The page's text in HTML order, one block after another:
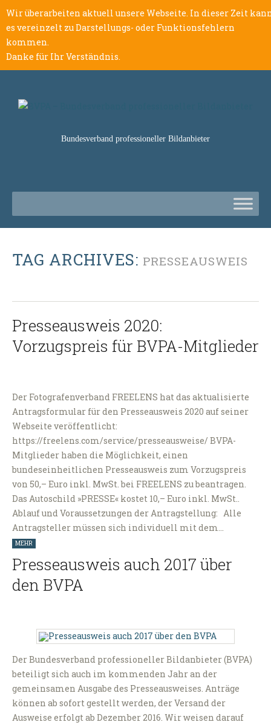
Wir überarbeiten aktuell unsere Webseite. In dieser Zeit
es vereinzelt zu Darstellungs- oder Funktionsfehlern
kommen.
Danke für Ihr Verständnis.
Bundesverband professioneller Bildanbieter
TAG ARCHIVES: PRESSEAUSWEIS
Presseausweis 2020:
Vorzugspreis für BVPA-Mitglieder
Der Fotografenverband FREELENS hat das aktualisierte
Antragsformular für den Presseausweis 2020 auf seiner
Webseite veröffentlicht:
https://freelens.com/service/presseausweise/ BVPA-
Mitglieder haben die Möglichkeit, einen
bundeseinheitlichen Presseausweis zum Vorzugspreis
von 50,– Euro inkl. MwSt. bei FREELENS zu beantragen.
Das Autoschild »PRESSE« kostet 10,– Euro inkl. MwSt..
Ablauf und Voraussetzungen der Antragstellung: Alle
Antragsteller müssen sich individuell mit dem…
MEHR
Presseausweis auch 2017 über
den BVPA
Der Bundesverband professioneller Bildanbieter (BVPA)
beteiligt sich auch im kommenden Jahr an der
gemeinsamen Ausgabe des Presseausweises. Anträge
können ab sofort gestellt werden, der Versand der
Ausweise erfolgt ab Dezember 2016. Wir weisen darauf